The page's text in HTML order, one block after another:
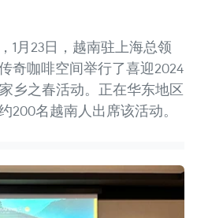
1月23日，越南驻上海总领
奇咖啡空间举行了喜迎2024
乡之春活动。正在华东地区
200名越南人出席该活动。